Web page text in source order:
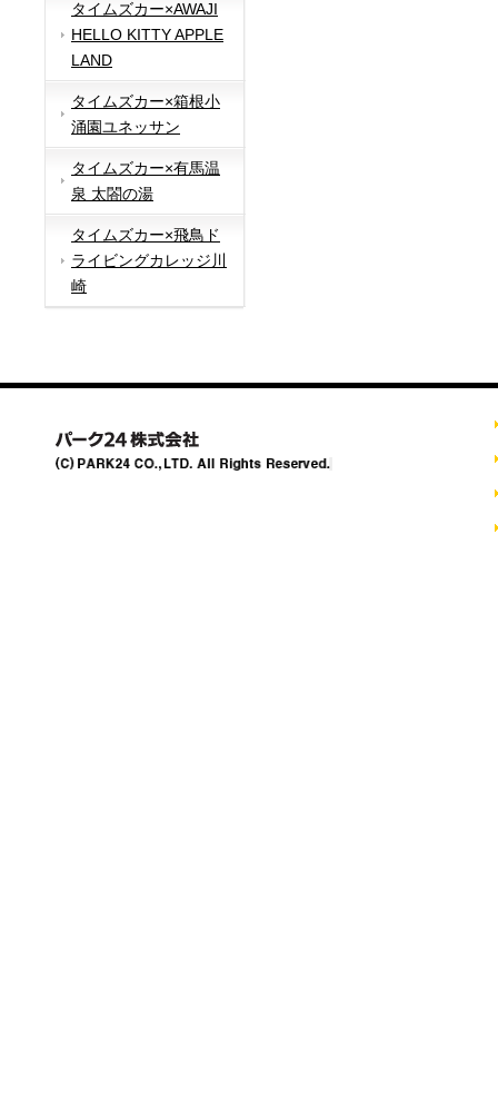
タイムズカー×AWAJI
HELLO KITTY APPLE
LAND
タイムズカー×箱根小
涌園ユネッサン
タイムズカー×有馬温
泉 太閤の湯
タイムズカー×飛鳥ド
ライビングカレッジ川
崎